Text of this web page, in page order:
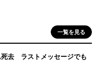
一覧を見る
死去 ラストメッセージでも